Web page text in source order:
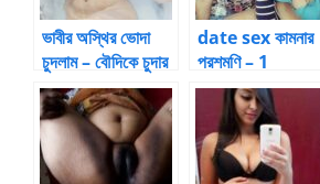
ভাবীর অস্থির ভোদা
চুদলাম – বৌদিকে চুদার
গল্প
date sex কামনার
পরশমণি – 1